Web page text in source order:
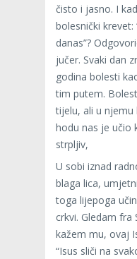
čisto i jasno. I
bolesnički krevet:
danas”?
jučer. Svaki dan
godina bolesti
tim putem.
tijelu, ali u njemu
hodu nas je učio
strpljiv,
U sobi iznad
blaga lica,
toga lijepoga
crkvi. Gledam fra
kažem mu, ovaj
“Isus sliči na